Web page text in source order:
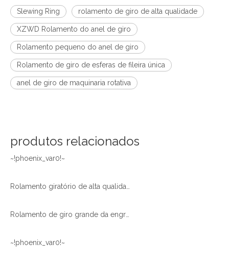
Slewing Ring rolamento de giro de alta qualidade
XZWD Rolamento do anel de giro
Rolamento pequeno do anel de giro
Rolamento de giro de esferas de fileira única
anel de giro de maquinaria rotativa
produtos relacionados
~!phoenix_var0!~
~!phoenix_var0!~